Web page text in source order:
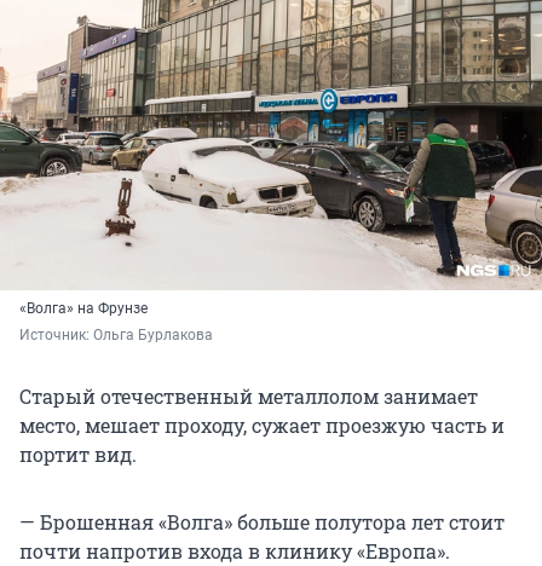
«Волга» на Фрунзе
Источник: Ольга Бурлакова
Старый отечественный металлолом занимает
место, мешает проходу, сужает проезжую часть и
портит вид.
— Брошенная «Волга» больше полутора лет стоит
почти напротив входа в клинику «Европа».